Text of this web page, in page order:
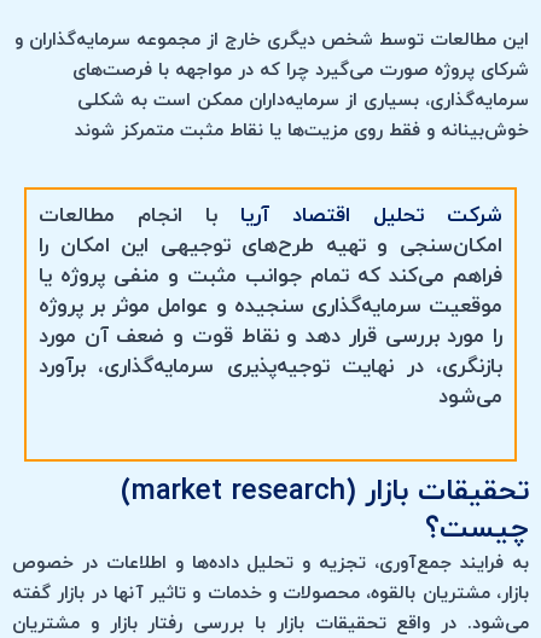
این مطالعات توسط شخص دیگری خارج از مجموعه سرمایه‌گذاران و
شرکای پروژه صورت می‌گیرد چرا که در مواجهه با فرصت‌های
سرمایه‌گذاری، بسیاری از سرمایه‌داران ممکن است به شکلی
‏خوش‌بینانه و فقط روی مزیت‌ها یا نقاط مثبت متمرکز شوند
شرکت تحلیل اقتصاد آریا با انجام مطالعات
امکان‌سنجی و تهیه طرح‌های توجیهی این امکان را
فراهم می‌کند که تمام جوانب ‏مثبت و منفی پروژه یا
موقعیت سرمایه‌گذاری سنجیده و عوامل موثر بر پروژه
را مورد بررسی قرار دهد و نقاط قوت و ضعف آن مورد
بازنگری، در نهایت توجیه‌پذیری سرمایه‌گذاری، ‏برآورد
می‌شود
تحقیقات بازار (market research)
چیست؟
به فرایند جمع‌آوری، تجزیه‌ و تحلیل داده‌ها و اطلاعات در خصوص
بازار، مشتریان بالقوه، محصولات و خدمات و تاثیر آنها در بازار گفته
می‌شود. در واقع تحقیقات بازار با بررسی رفتار بازار و مشتریان